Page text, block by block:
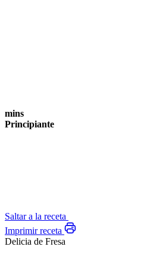
mins
Principiante
Saltar a la receta
Imprimir receta
Delicia de Fresa